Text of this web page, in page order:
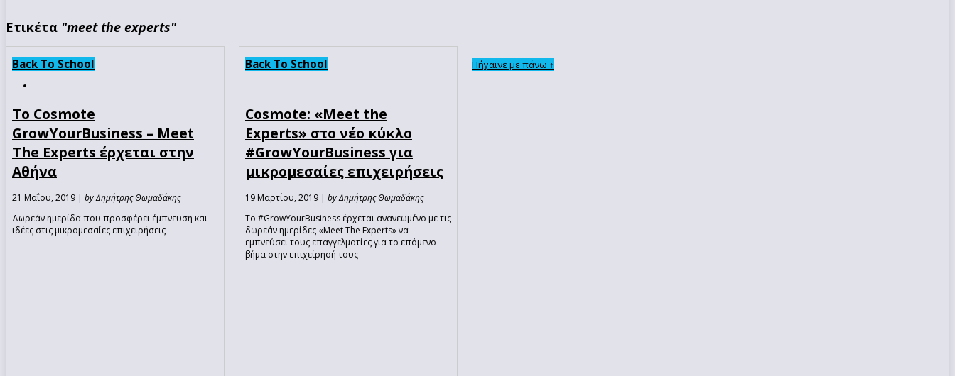
Ετικέτα "meet the experts"
Back To School
Το Cosmote
GrowYourBusiness – Meet
Τhe Experts έρχεται στην
Αθήνα
21 Μαΐου, 2019 | by Δημήτρης Θωμαδάκης
Δωρεάν ημερίδα που προσφέρει έμπνευση και
ιδέες στις μικρομεσαίες επιχειρήσεις
Back To School
Cosmote: «Meet the
Experts» στο νέο κύκλο
#GrowYourBusiness για
μικρομεσαίες επιχειρήσεις
19 Μαρτίου, 2019 | by Δημήτρης Θωμαδάκης
Το #GrowYourBusiness έρχεται ανανεωμένο με τις
δωρεάν ημερίδες «Meet The Experts» να
εμπνεύσει τους επαγγελματίες για το επόμενο
βήμα στην επιχείρησή τους
Πήγαινε με πάνω ↑